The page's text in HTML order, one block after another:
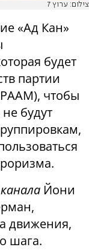
צילום: ערוץ 7
«Ад Кан»
будет
партии
чтобы
будут
Йони
движения,
шага.